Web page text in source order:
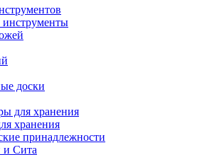
доски
для хранения
хранения
принадлежности
и Сита